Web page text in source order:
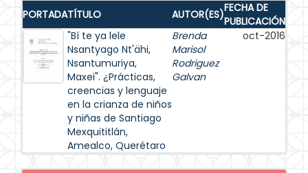
PORTADATÍTULO AUTOR(ES)FECHA DE
PUBLICACIÓN
"Bí te ya lele
Nsantyago Nt'ähi,
Nsantumuriya,
Maxei". ¿Prácticas,
creencias y lenguaje
en la crianza de niños
y niñas de Santiago
Mexquititlán,
Amealco, Querétaro
Brenda
Marisol
Rodriguez
Galvan
oct-2016